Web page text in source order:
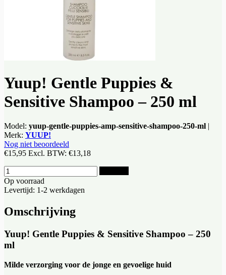
Yuup! Gentle Puppies &
Sensitive Shampoo – 250 ml
Model: yuup-gentle-puppies-amp-sensitive-shampoo-250-ml |
Merk: YUUP!
Nog niet beoordeeld
€15,95 Excl. BTW: €13,18
Op voorraad
Levertijd: 1-2 werkdagen
Omschrijving
Yuup! Gentle Puppies & Sensitive Shampoo – 250
ml
Milde verzorging voor de jonge en gevoelige huid